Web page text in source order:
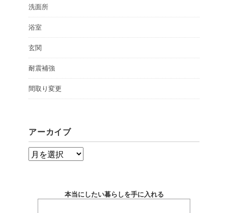
洗面所
浴室
玄関
耐震補強
間取り変更
アーカイブ
ア
本当にしたい暮らしを手に入れる